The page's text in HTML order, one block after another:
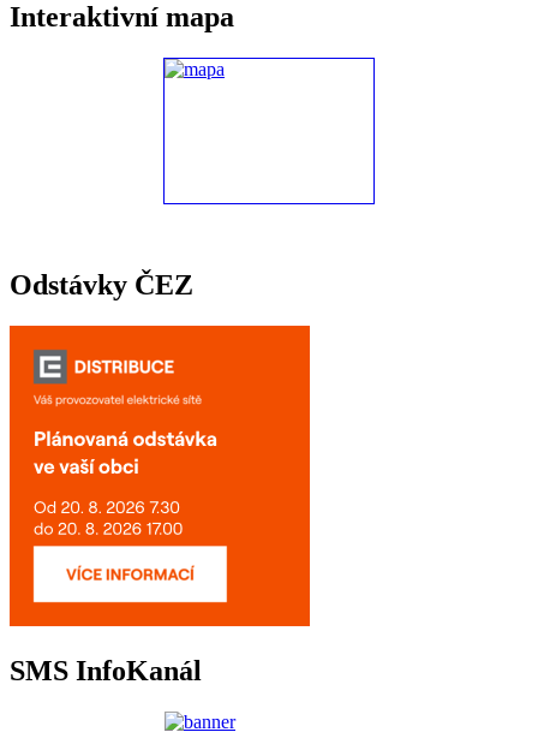
Interaktivní mapa
Odstávky ČEZ
SMS InfoKanál